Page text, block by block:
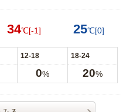
34℃[-1] 25℃[0]
12-18 18-24
0% 20%